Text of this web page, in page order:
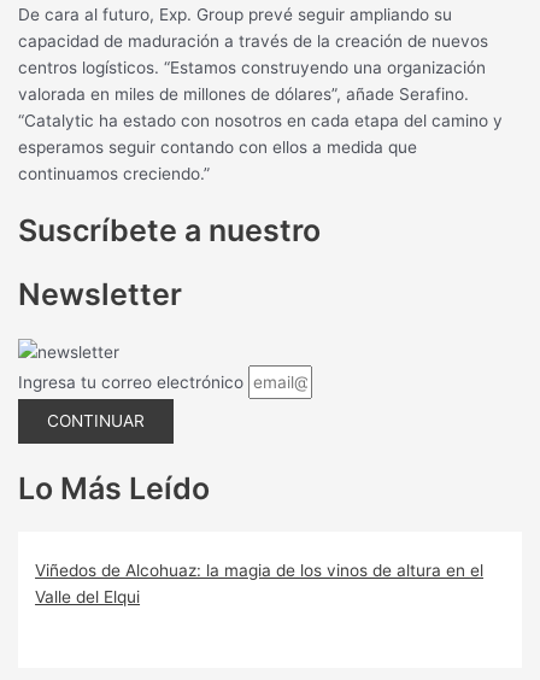
De cara al futuro, Exp. Group prevé seguir ampliando su
capacidad de maduración a través de la creación de nuevos
centros logísticos. “Estamos construyendo una organización
valorada en miles de millones de dólares”, añade Serafino.
“Catalytic ha estado con nosotros en cada etapa del camino y
esperamos seguir contando con ellos a medida que
continuamos creciendo.”
Suscríbete a nuestro
Newsletter
Ingresa tu correo electrónico
CONTINUAR
Lo Más Leído
Viñedos de Alcohuaz: la magia de los vinos de altura en el
Valle del Elqui